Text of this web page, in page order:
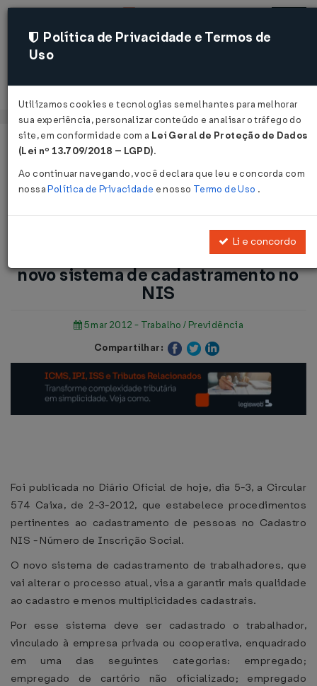
Acessar
Página Inicial
Notícias
cadastramento no NIS...
Voltar
Inscrição no NIS: Regulamentado
novo sistema de cadastramento no
NIS
5 mar 2012 - Trabalho / Previdência
Compartilhar:
Foi publicada no Diário Oficial de hoje, dia 5-3, a Circular
574 Caixa, de 2-3-2012, que estabelece procedimentos
pertinentes ao cadastramento de pessoas no Cadastro
NIS - Número de Inscrição Social.
O novo sistema de cadastramento de trabalhadores, que
vai alterar o processo atual, visa a garantir mais qualidade
ao cadastro e menos multiplicidades cadastrais.
Por esse sistema deve ser cadastrado o trabalhador,
vinculado à empresa privada ou cooperativa, enquadrado
em uma das seguintes categorias: empregado;
empregado de cartório não oficializado; empregado
Política de Privacidade e Termos de
Uso
Utilizamos cookies e tecnologias semelhantes para melhorar
sua experiência, personalizar conteúdo e analisar o tráfego do
site, em conformidade com a Lei Geral de Proteção de Dados
(Lei nº 13.709/2018 – LGPD).
Ao continuar navegando, você declara que leu e concorda com
nossaPolítica de Privacidade e nosso Termo de Uso .
Li e concordo